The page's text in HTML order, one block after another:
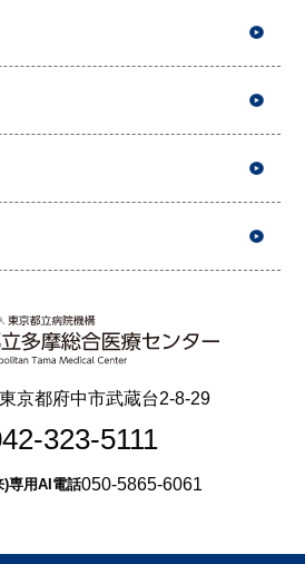
京都府中市武蔵台2-8-29
323-5111
)専用AI電話050-5865-6061